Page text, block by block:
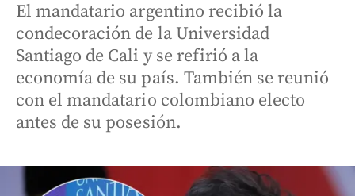
El mandatario argentino recibió la
condecoración de la Universidad
Santiago de Cali y se refirió a la
economía de su país. También se reunió
con el mandatario colombiano electo
antes de su posesión.